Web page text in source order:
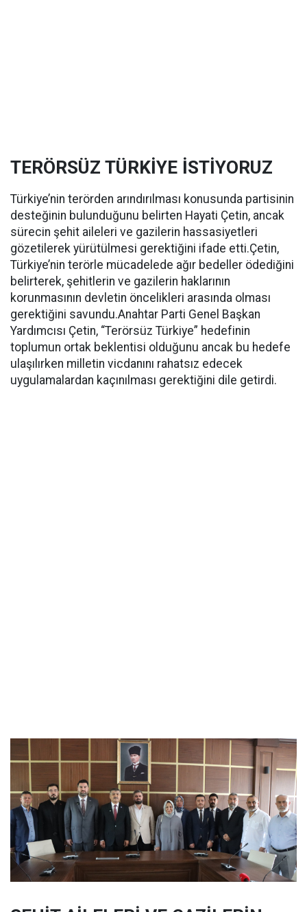
TERÖRSÜZ TÜRKİYE İSTİYORUZ
Türkiye’nin terörden arındırılması konusunda partisinin
desteğinin bulunduğunu belirten Hayati Çetin, ancak
sürecin şehit aileleri ve gazilerin hassasiyetleri
gözetilerek yürütülmesi gerektiğini ifade etti.Çetin,
Türkiye’nin terörle mücadelede ağır bedeller ödediğini
belirterek, şehitlerin ve gazilerin haklarının
korunmasının devletin öncelikleri arasında olması
gerektiğini savundu.Anahtar Parti Genel Başkan
Yardımcısı Çetin, “Terörsüz Türkiye” hedefinin
toplumun ortak beklentisi olduğunu ancak bu hedefe
ulaşılırken milletin vicdanını rahatsız edecek
uygulamalardan kaçınılması gerektiğini dile getirdi.